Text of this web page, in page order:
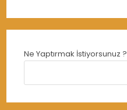
Ne Yaptırmak İstiyorsunuz ?